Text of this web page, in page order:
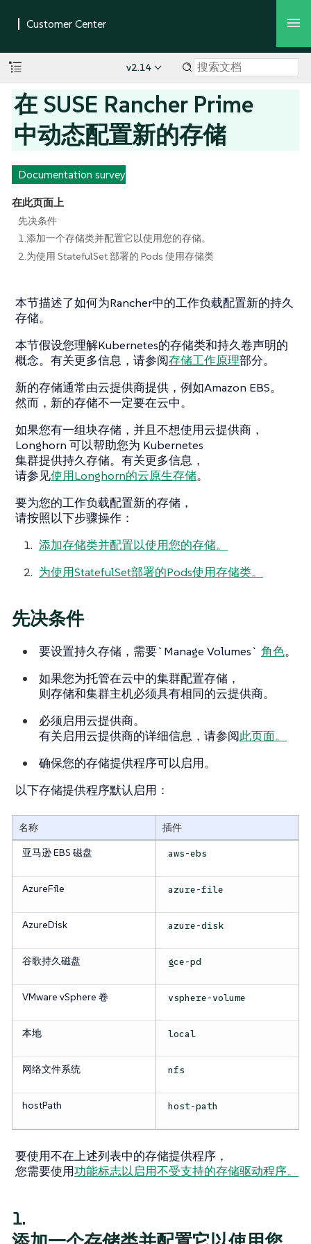
v2.14
在 SUSE Rancher Prime
中动态配置新的存储
Documentation survey
在此页面上
先决条件
1.添加一个存储类并配置它以使用您的存储。
2.为使用 StatefulSet 部署的 Pods 使用存储类
本节描述了如何为Rancher中的工作负载配置新的持久
存储。
本节假设您理解Kubernetes的存储类和持久卷声明的
概念。有关更多信息，请参阅存储工作原理部分。
新的存储通常由云提供商提供，例如Amazon EBS。
然而，新的存储不一定要在云中。
如果您有一组块存储，并且不想使用云提供商，
Longhorn 可以帮助您为 Kubernetes
集群提供持久存储。有关更多信息，
请参见使用Longhorn的云原生存储。
要为您的工作负载配置新的存储，
请按照以下步骤操作：
添加存储类并配置以使用您的存储。
为使用StatefulSet部署的Pods使用存储类。
先决条件
要设置持久存储，需要`Manage Volumes` 角色。
如果您为托管在云中的集群配置存储，
则存储和集群主机必须具有相同的云提供商。
必须启用云提供商。
有关启用云提供商的详细信息，请参阅此页面。
确保您的存储提供程序可以启用。
以下存储提供程序默认启用：
名称
插件
亚马逊 EBS 磁盘
aws-ebs
AzureFile azure-file
AzureDisk azure-disk
谷歌持久磁盘 gce-pd
VMware vSphere 卷 vsphere-volume
本地 local
网络文件系统 nfs
hostPath host-path
要使用不在上述列表中的存储提供程序，
您需要使用功能标志以启用不受支持的存储驱动程序。
1.